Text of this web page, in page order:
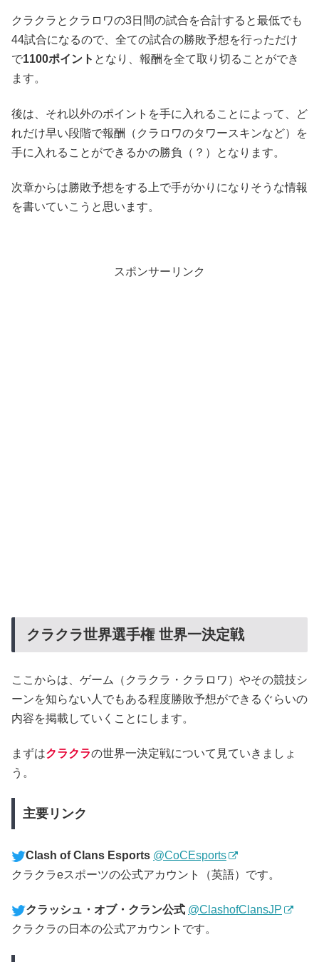
クラクラとクラロワの3日間の試合を合計すると最低でも
44試合になるので、全ての試合の勝敗予想を行っただけ
で1100ポイント となり、報酬を全て取り切ることができ
ます。
後は、それ以外のポイントを手に入れることによって、ど
れだけ早い段階で報酬（クラロワのタワースキンなど）を
手に入れることができるかの勝負（？）となります。
次章からは勝敗予想をする上で手がかりになりそうな情報
を書いていこうと思います。
スポンサーリンク
クラクラ世界選手権 世界一決定戦
ここからは、ゲーム（クラクラ・クラロワ）やその競技シ
ーンを知らない人でもある程度勝敗予想ができるぐらいの
内容を掲載していくことにします。
まずはクラクラの世界一決定戦について見ていきましょ
う。
主要リンク
Clash of Clans Esports @CoCEsports
クラクラeスポーツの公式アカウント（英語）です。
クラッシュ・オブ・クラン公式 @ClashofClansJP
クラクラの日本の公式アカウントです。